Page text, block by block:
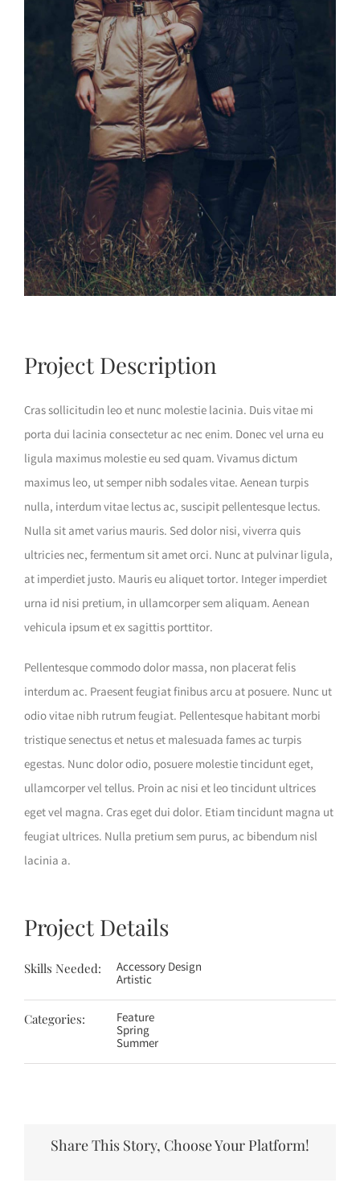
Project Description
Cras sollicitudin leo et nunc molestie lacinia. Duis vitae mi
porta dui lacinia consectetur ac nec enim. Donec vel urna eu
ligula maximus molestie eu sed quam. Vivamus dictum
maximus leo, ut semper nibh sodales vitae. Aenean turpis
nulla, interdum vitae lectus ac, suscipit pellentesque lectus.
Nulla sit amet varius mauris. Sed dolor nisi, viverra quis
ultricies nec, fermentum sit amet orci. Nunc at pulvinar ligula,
at imperdiet justo. Mauris eu aliquet tortor. Integer imperdiet
urna id nisi pretium, in ullamcorper sem aliquam. Aenean
vehicula ipsum et ex sagittis porttitor.
Pellentesque commodo dolor massa, non placerat felis
interdum ac. Praesent feugiat finibus arcu at posuere. Nunc ut
odio vitae nibh rutrum feugiat. Pellentesque habitant morbi
tristique senectus et netus et malesuada fames ac turpis
egestas. Nunc dolor odio, posuere molestie tincidunt eget,
ullamcorper vel tellus. Proin ac nisi et leo tincidunt ultrices
eget vel magna. Cras eget dui dolor. Etiam tincidunt magna ut
feugiat ultrices. Nulla pretium sem purus, ac bibendum nisl
lacinia a.
Project Details
Skills Needed: Accessory Design
Artistic
Categories: Feature
Spring
Summer
Share This Story, Choose Your Platform!